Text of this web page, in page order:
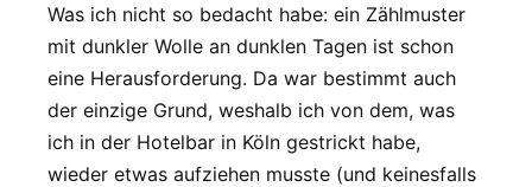
Was ich nicht so bedacht habe: ein Zählmuster
mit dunkler Wolle an dunklen Tagen ist schon
eine Herausforderung. Da war bestimmt auch
der einzige Grund, weshalb ich von dem, was
ich in der Hotelbar in Köln gestrickt habe,
wieder etwas aufziehen musste (und keinesfalls